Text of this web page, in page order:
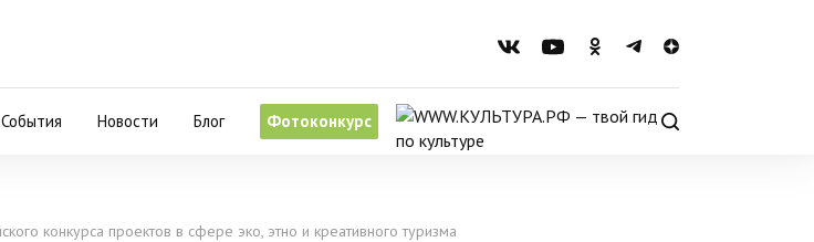
События Новости Блог Фотоконкурс
конкурса проектов в сфере эко, этно и креативного туризма